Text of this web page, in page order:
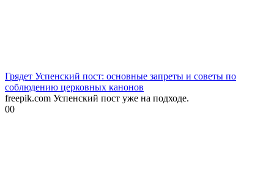
Грядет Успенский пост: основные запреты и советы по
соблюдению церковных канонов
freepik.com Успенский пост уже на подходе.
00